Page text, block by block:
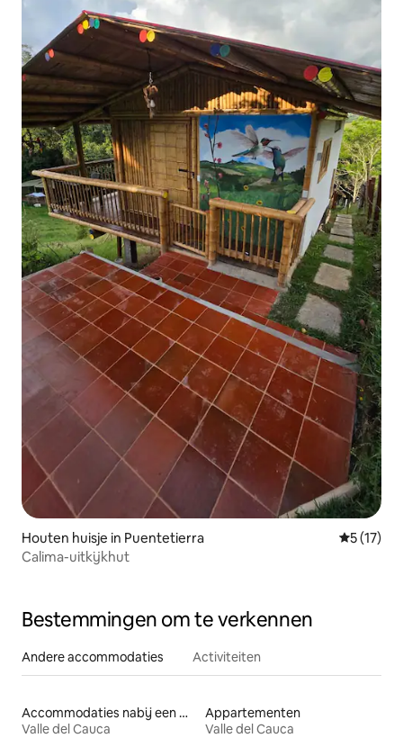
Houten huisje in Puentetierra
5 (17)
Calima-uitkijkhut
Bestemmingen om te verkennen
Andere accommodaties Activiteiten
Accommodaties nabij een meer
Valle del Cauca
Appartementen
Valle del Cauca